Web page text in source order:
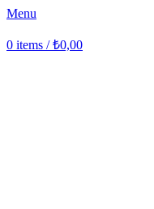
Menu
0 items / ₺0,00